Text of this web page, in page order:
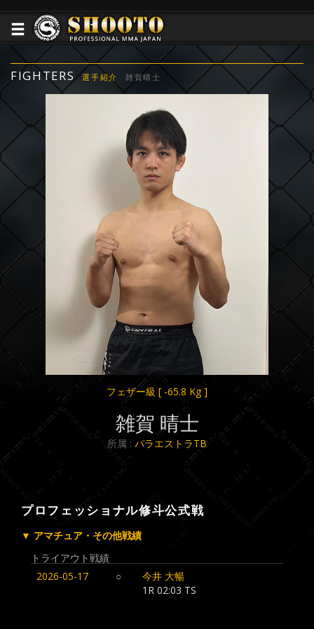
FIGHTERS 選手紹介 雑賀晴士
フェザー級 [ -65.8 Kg ]
雑賀 晴士
所属 : パラエストラTB
プロフェッショナル修斗公式戦
▼ アマチュア・その他戦績
トライアウト戦績
2026-05-17
○
今井 大暢
1R 02:03 TS